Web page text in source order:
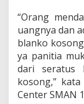
“Orang
uangnya dan
blanko
ya panitia
dari seratus
kosong,”
Center SMAN